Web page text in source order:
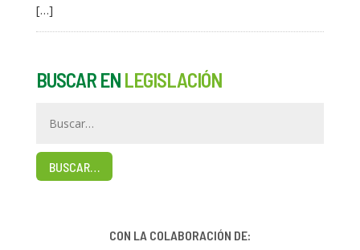
[…]
BUSCAR EN LEGISLACIÓN
BUSCAR…
CON LA COLABORACIÓN DE: